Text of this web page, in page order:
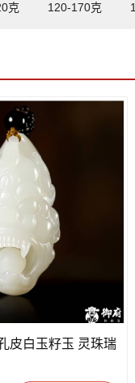
克 120-170克
皮白玉籽玉 灵珠瑞